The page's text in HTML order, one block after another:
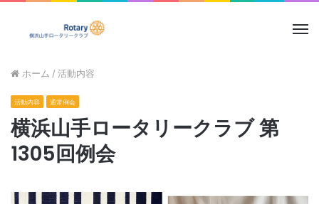
メ
ホーム / 活動内容
活動内容 通常例会
横浜山手ロータリークラブ 第
1305回例会